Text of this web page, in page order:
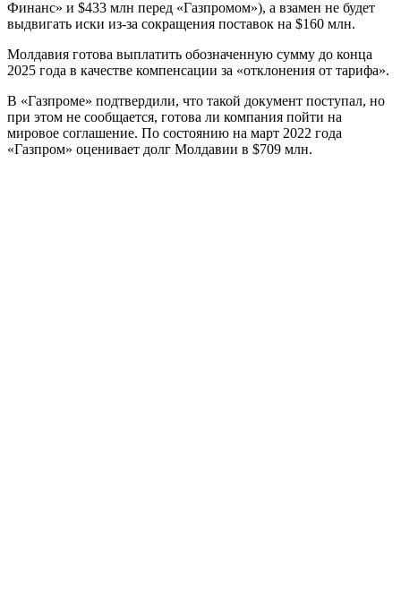
Финанс» и $433 млн перед «Газпромом»), а взамен не будет
выдвигать иски из-за сокращения поставок на $160 млн.
Молдавия готова выплатить обозначенную сумму до конца
2025 года в качестве компенсации за «отклонения от тарифа».
В «Газпроме» подтвердили, что такой документ поступал, но
при этом не сообщается, готова ли компания пойти на
мировое соглашение. По состоянию на март 2022 года
«Газпром» оценивает долг Молдавии в $709 млн.